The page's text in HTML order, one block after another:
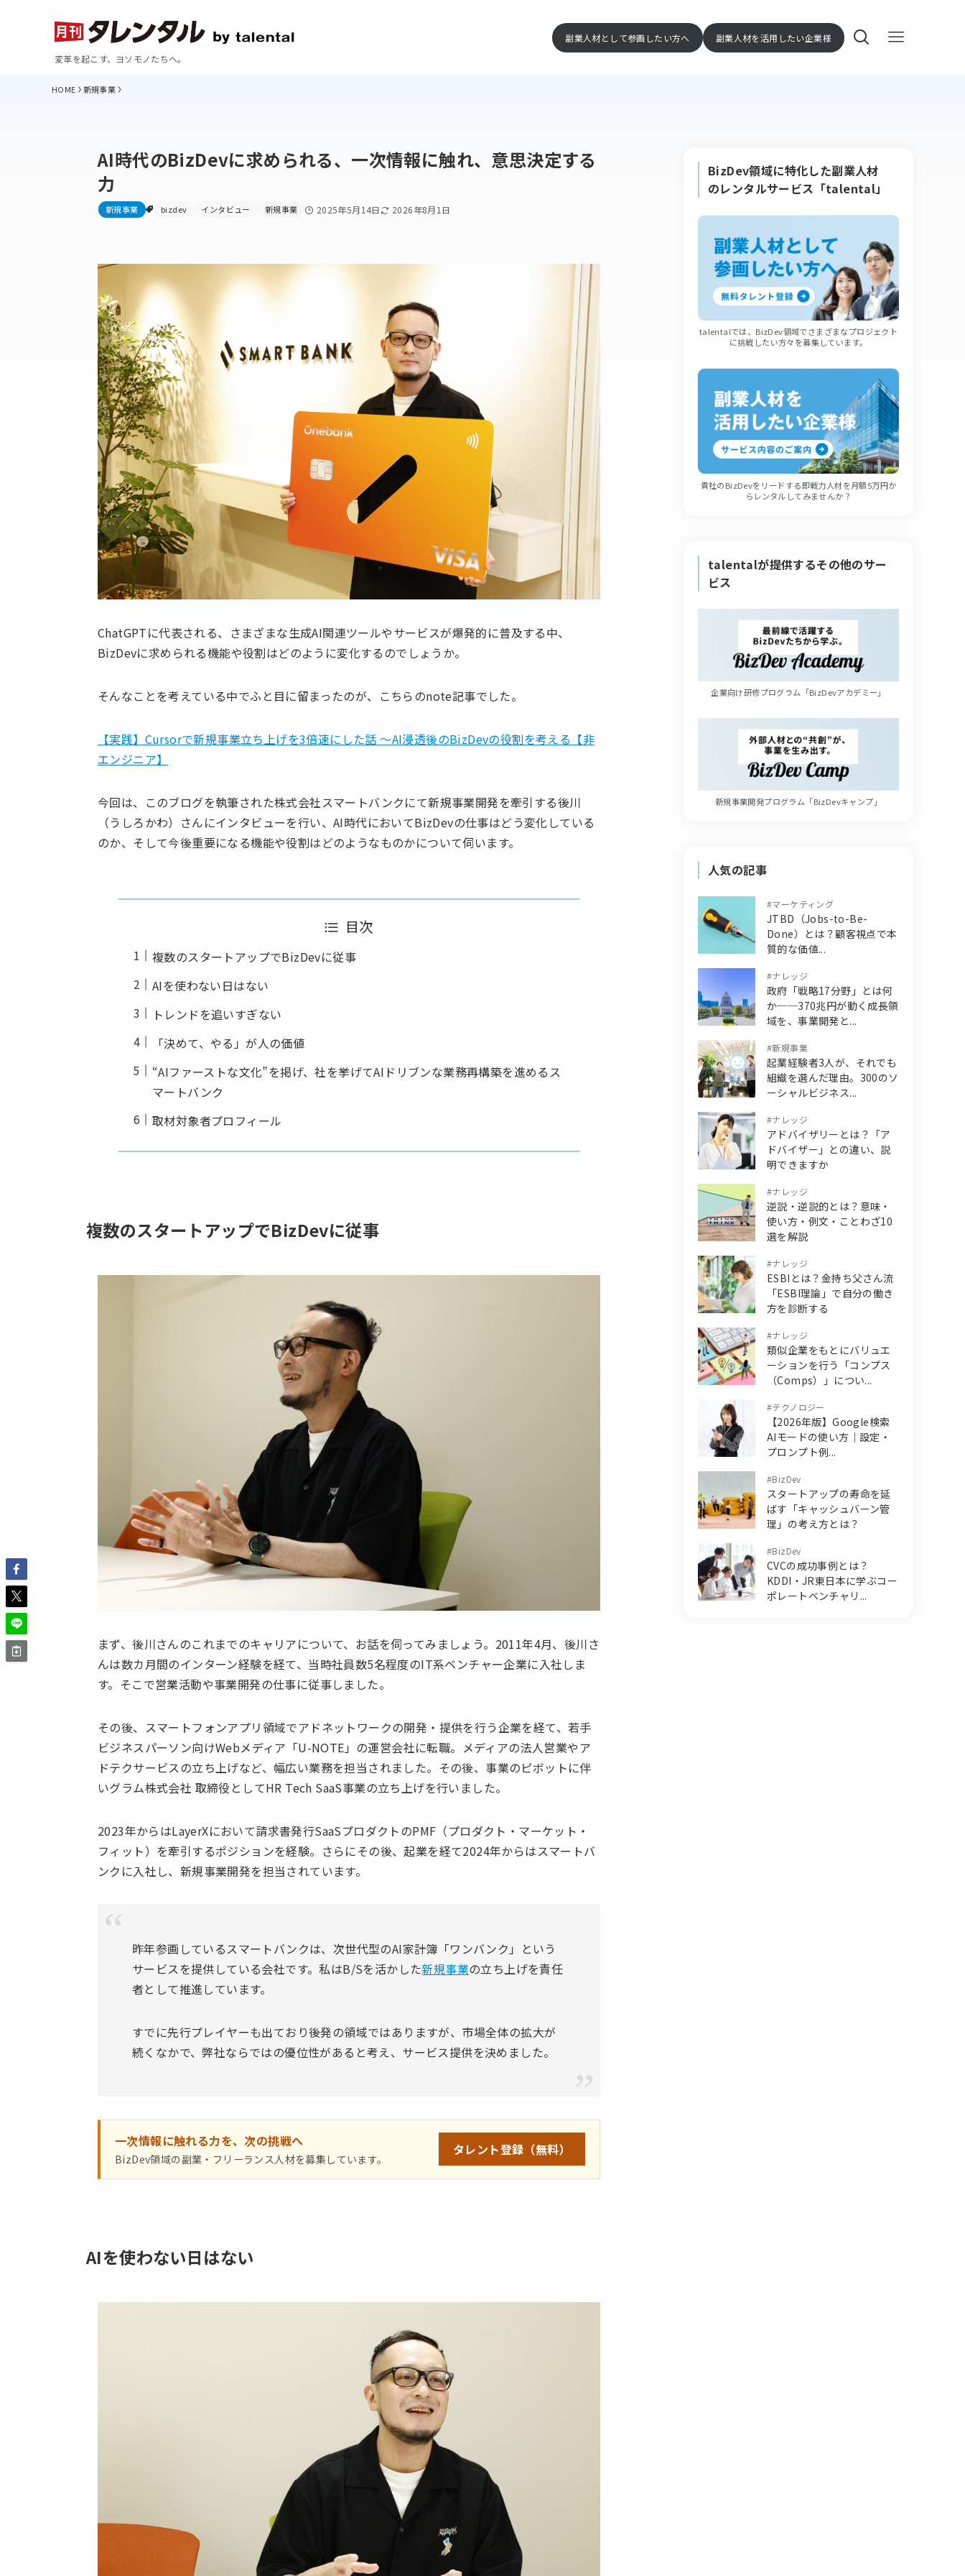
変革を起こす、ヨソモノたちへ。
副業人材として参画したい方へ 副業人材を活用したい企業様
新規事業
AI時代のBizDevに求められる、一次情報に触れ、意思決定する
力
新規事業 bizdev インタビュー 新規事業 2025年5月14日 2026年8月1日
ChatGPTに代表される、さまざまな生成AI関連ツールやサービスが爆発的に普及する中、
BizDevに求められる機能や役割はどのように変化するのでしょうか。
そんなことを考えている中でふと目に留まったのが、こちらのnote記事でした。
【実践】Cursorで新規事業立ち上げを3倍速にした話 〜AI浸透後のBizDevの役割を考える【非
エンジニア】
今回は、このブログを執筆された株式会社スマートバンクにて新規事業開発を牽引する後川
（うしろかわ）さんにインタビューを行い、AI時代においてBizDevの仕事はどう変化している
のか、そして今後重要になる機能や役割はどのようなものかについて伺います。
目次
複数のスタートアップでBizDevに従事
AIを使わない日はない
トレンドを追いすぎない
「決めて、やる」が人の価値
“AIファーストな文化”を掲げ、社を挙げてAIドリブンな業務再構築を進めるス
マートバンク
取材対象者プロフィール
複数のスタートアップでBizDevに従事
まず、後川さんのこれまでのキャリアについて、お話を伺ってみましょう。2011年4月、後川さ
んは数カ月間のインターン経験を経て、当時社員数5名程度のIT系ベンチャー企業に入社しま
す。そこで営業活動や事業開発の仕事に従事しました。
その後、スマートフォンアプリ領域でアドネットワークの開発・提供を行う企業を経て、若手
ビジネスパーソン向けWebメディア「U-NOTE」の運営会社に転職。メディアの法人営業やア
ドテクサービスの立ち上げなど、幅広い業務を担当されました。その後、事業のピボットに伴
いグラム株式会社 取締役としてHR Tech SaaS事業の立ち上げを行いました。
2023年からはLayerXにおいて請求書発行SaaSプロダクトのPMF（プロダクト・マーケット・
フィット）を牽引するポジションを経験。さらにその後、起業を経て2024年からはスマートバ
ンクに入社し、新規事業開発を担当されています。
昨年参画しているスマートバンクは、次世代型のAI家計簿「ワンバンク」という
サービスを提供している会社です。私はB/Sを活かした新規事業の立ち上げを責任
者として推進しています。
すでに先行プレイヤーも出ており後発の領域ではありますが、市場全体の拡大が
続くなかで、弊社ならではの優位性があると考え、サービス提供を決めました。
一次情報に触れる力を、次の挑戦へ
BizDev領域の副業・フリーランス人材を募集しています。
タレント登録 （無料）
AIを使わない日はない
BizDev領域に特化した副業人材
のレンタルサービス「talental」
talentalでは、BizDev領域でさまざまなプロジェクト
に挑戦したい方々を募集しています。
貴社のBizDevをリードする即戦力人材を月額5万円か
らレンタルしてみませんか？
talentalが提供するその他のサー
ビス
企業向け研修プログラム「BizDevアカデミー」
新規事業開発プログラム「BizDevキャンプ」
人気の記事
#マーケティング
JTBD（Jobs-to-Be-
Done）とは？顧客視点で本
質的な価値...
#ナレッジ
政府「戦略17分野」とは何
か──370兆円が動く成長領
域を、事業開発と...
#新規事業
起業経験者3人が、それでも
組織を選んだ理由。300のソ
ーシャルビジネス...
#ナレッジ
アドバイザリーとは？「ア
ドバイザー」との違い、説
明できますか
#ナレッジ
逆説・逆説的とは？意味・
使い方・例文・ことわざ10
選を解説
#ナレッジ
ESBIとは？金持ち父さん流
「ESBI理論」で自分の働き
方を診断する
#ナレッジ
類似企業をもとにバリュエ
ーションを行う「コンプス
（Comps）」につい...
#テクノロジー
【2026年版】Google検索
AIモードの使い方｜設定・
プロンプト例...
#BizDev
スタートアップの寿命を延
ばす「キャッシュバーン管
理」の考え方とは？
#BizDev
CVCの成功事例とは？
KDDI・JR東日本に学ぶコー
ポレートベンチャリ...